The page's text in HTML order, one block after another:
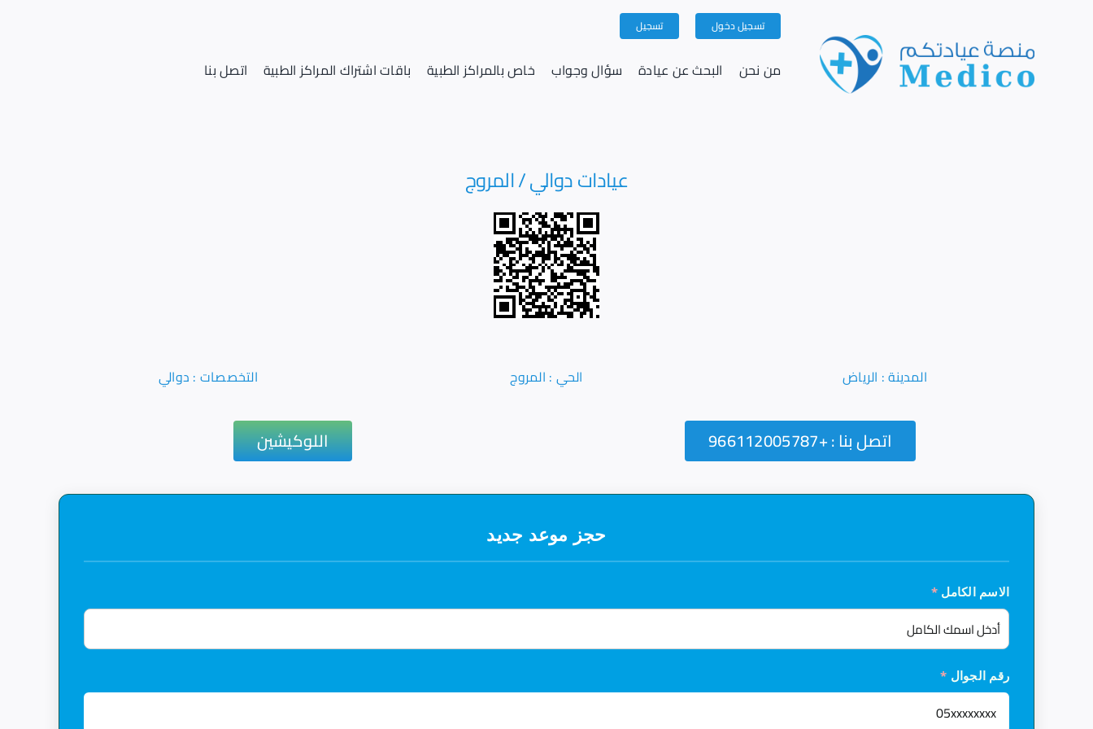
تسجيل دخول تسجيل
من نحن البحث عن عيادة سؤال وجواب خاص بالمراكز الطبية باقات اشتراك المراكز الطبية اتصل بنا
عيادات دوالي / المروج
المدينة : الرياض الحي : المروج التخصصات : دوالي
اتصل بنا : +966112005787 اللوكيشين
حجز موعد جديد
الاسم الكامل *
رقم الجوال *